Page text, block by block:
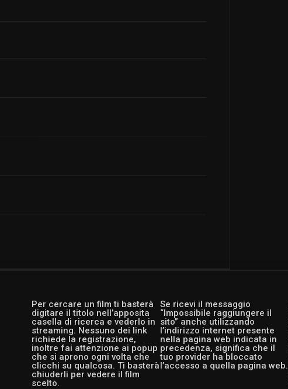
Per cercare un film ti basterà
digitare il titolo nell’apposita
casella di ricerca e vederlo in
streaming. Nessuno dei link
richiede la registrazione,
inoltre fai attenzione ai popup
che si aprono ogni volta che
clicchi su qualcosa. Ti basterà
chiuderli per vedere il film
scelto.
Se ricevi il messaggio
“Impossibile raggiungere il
sito” anche utilizzando
l’indirizzo internet presente
nella pagina web indicata in
precedenza, significa che il
tuo provider ha bloccato
l’accesso a quella pagina web.